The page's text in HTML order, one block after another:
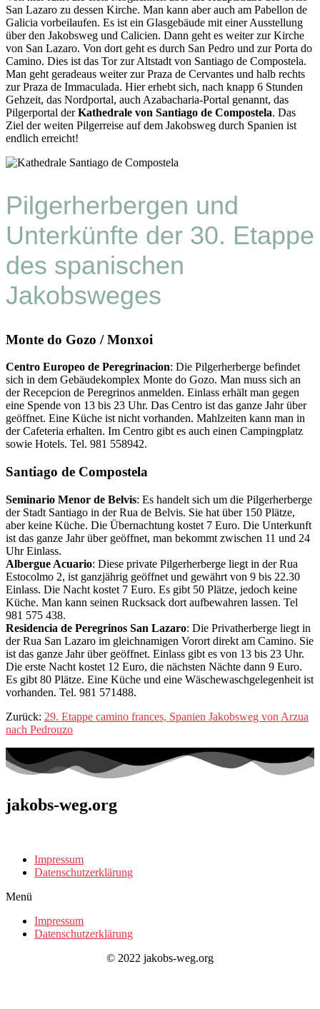
San Lazaro zu dessen Kirche. Man kann aber auch am Pabellon de
Galicia vorbeilaufen. Es ist ein Glasgebäude mit einer Ausstellung
über den Jakobsweg und Calicien. Dann geht es weiter zur Kirche
von San Lazaro. Von dort geht es durch San Pedro und zur Porta do
Camino. Dies ist das Tor zur Altstadt von Santiago de Compostela.
Man geht geradeaus weiter zur Praza de Cervantes und halb rechts
zur Praza de Immaculada. Hier erhebt sich, nach knapp 6 Stunden
Gehzeit, das Nordportal, auch Azabacharia-Portal genannt, das
Pilgerportal derKathedrale von Santiago de Compostela. Das
Ziel der weiten Pilgerreise auf dem Jakobsweg durch Spanien ist
endlich erreicht!
Pilgerherbergen und
Unterkünfte der 30. Etappe
des spanischen
Jakobsweges
Monte do Gozo / Monxoi
Centro Europeo de Peregrinacion: Die Pilgerherberge befindet
sich in dem Gebäudekomplex Monte do Gozo. Man muss sich an
der Recepcion de Peregrinos anmelden. Einlass erhält man gegen
eine Spende von 13 bis 23 Uhr. Das Centro ist das ganze Jahr über
geöffnet. Eine Küche ist nicht vorhanden. Mahlzeiten kann man in
der Cafeteria erhalten. Im Centro gibt es auch einen Campingplatz
sowie Hotels. Tel. 981 558942.
Santiago de Compostela
Seminario Menor de Belvis: Es handelt sich um die Pilgerherberge
der Stadt Santiago in der Rua de Belvis. Sie hat über 150 Plätze,
aber keine Küche. Die Übernachtung kostet 7 Euro. Die Unterkunft
ist das ganze Jahr über geöffnet, man bekommt zwischen 11 und 24
Uhr Einlass.
Albergue Acuario: Diese private Pilgerherberge liegt in der Rua
Estocolmo 2, ist ganzjährig geöffnet und gewährt von 9 bis 22.30
Einlass. Die Nacht kostet 7 Euro. Es gibt 50 Plätze, jedoch keine
Küche. Man kann seinen Rucksack dort aufbewahren lassen. Tel
981 575 438.
Residencia de Peregrinos San Lazaro: Die Privatherberge liegt in
der Rua San Lazaro im gleichnamigen Vorort direkt am Camino. Sie
ist das ganze Jahr über geöffnet. Einlass gibt es von 13 bis 23 Uhr.
Die erste Nacht kostet 12 Euro, die nächsten Nächte dann 9 Euro.
Es gibt 80 Plätze. Eine Küche und eine Wäschewaschgelegenheit ist
vorhanden. Tel. 981 571488.
Zurück: 29. Etappe camino frances, Spanien Jakobsweg von Arzua
nach Pedrouzo
jakobs-weg.org
Impressum
Datenschutzerklärung
Menü
Impressum
Datenschutzerklärung
© 2022 jakobs-weg.org